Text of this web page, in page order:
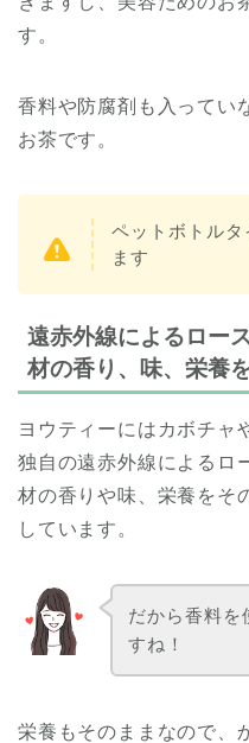
す。
香料や防腐剤も入ってい
お茶です。
ペットボトル
ます
遠赤外線によるロー
材の香り、味、栄養
ヨウティーにはカボチャ
独自の遠赤外線によるロ
材の香りや味、栄養をそ
しています。
だから香料を
すね！
栄養もそのままなので、